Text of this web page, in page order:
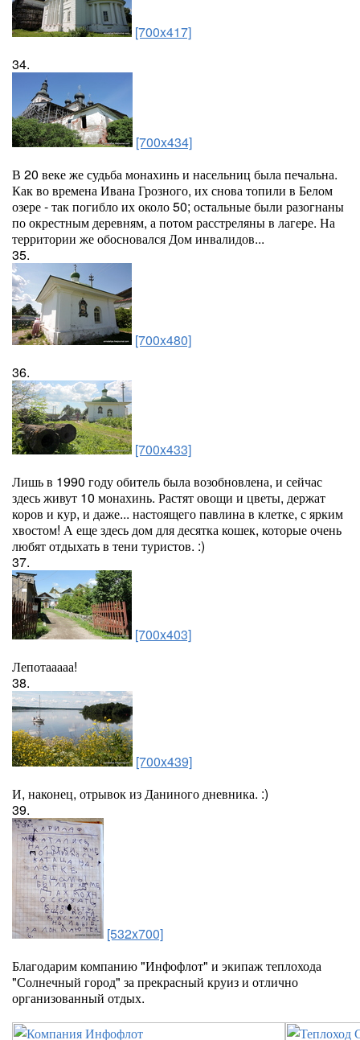
[700x417]
34.
[700x434]
В 20 веке же судьба монахинь и насельниц была печальна.
Как во времена Ивана Грозного, их снова топили в Белом
озере - так погибло их около 50; остальные были разогнаны
по окрестным деревням, а потом расстреляны в лагере. На
территории же обосновался Дом инвалидов...
35.
[700x480]
36.
[700x433]
Лишь в 1990 году обитель была возобновлена, и сейчас
здесь живут 10 монахинь. Растят овощи и цветы, держат
коров и кур, и даже... настоящего павлина в клетке, с ярким
хвостом! А еще здесь дом для десятка кошек, которые очень
любят отдыхать в тени туристов. :)
37.
[700x403]
Лепотааааа!
38.
[700x439]
И, наконец, отрывок из Даниного дневника. :)
39.
[532x700]
Благодарим компанию "Инфофлот" и экипаж теплохода
"Солнечный город" за прекрасный круиз и отлично
организованный отдых.